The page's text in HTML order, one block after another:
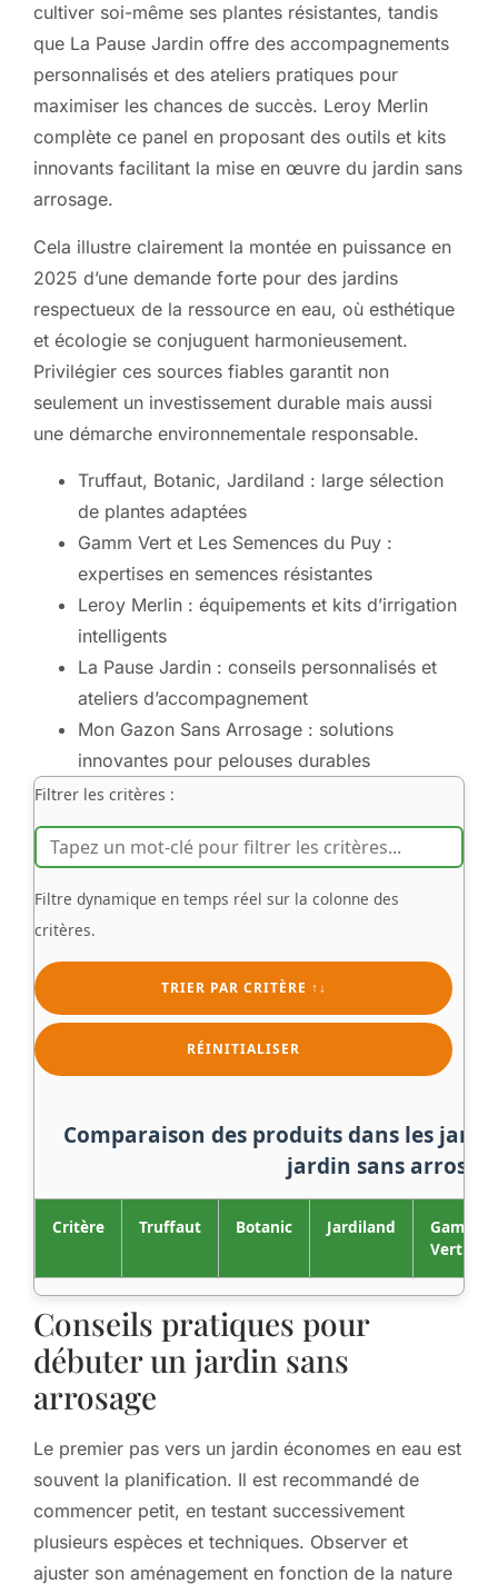
cultiver soi-même ses plantes résistantes, tandis
que La Pause Jardin offre des accompagnements
personnalisés et des ateliers pratiques pour
maximiser les chances de succès. Leroy Merlin
complète ce panel en proposant des outils et kits
innovants facilitant la mise en œuvre du jardin sans
arrosage.
Cela illustre clairement la montée en puissance en
2025 d’une demande forte pour des jardins
respectueux de la ressource en eau, où esthétique
et écologie se conjuguent harmonieusement.
Privilégier ces sources fiables garantit non
seulement un investissement durable mais aussi
une démarche environnementale responsable.
Truffaut, Botanic, Jardiland : large sélection
de plantes adaptées
Gamm Vert et Les Semences du Puy :
expertises en semences résistantes
Leroy Merlin : équipements et kits d’irrigation
intelligents
La Pause Jardin : conseils personnalisés et
ateliers d’accompagnement
Mon Gazon Sans Arrosage : solutions
innovantes pour pelouses durables
Filtrer les critères :
Filtre dynamique en temps réel sur la colonne des
critères.
TRIER PAR CRITÈRE ↑↓
RÉINITIALISER
Comparaison des produits dans les
jardin sans
Critère Truffaut Botanic Jardiland
Gamm
Vert
Conseils pratiques pour
débuter un jardin sans
arrosage
Le premier pas vers un jardin économes en eau est
souvent la planification. Il est recommandé de
commencer petit, en testant successivement
plusieurs espèces et techniques. Observer et
ajuster son aménagement en fonction de la nature